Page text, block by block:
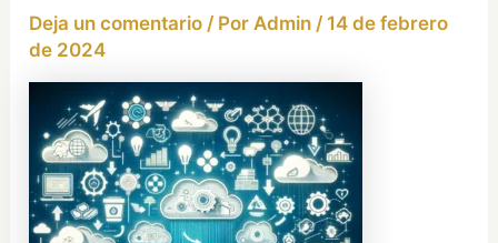
Deja un comentario / Por Admin / 14 de febrero
de 2024